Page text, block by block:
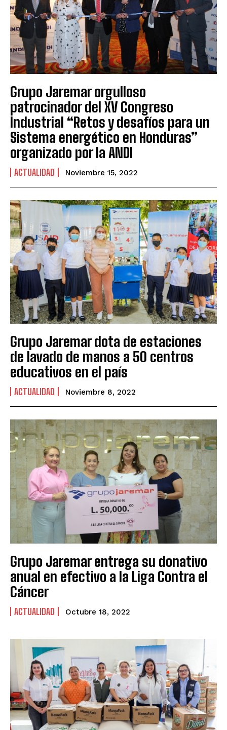
Grupo Jaremar orgulloso
patrocinador del XV Congreso
Industrial “Retos y desafíos para un
Sistema energético en Honduras”
organizado por la ANDI
ACTUALIDAD Noviembre 15, 2022
Grupo Jaremar dota de estaciones
de lavado de manos a 50 centros
educativos en el país
ACTUALIDAD Noviembre 8, 2022
Grupo Jaremar entrega su donativo
anual en efectivo a la Liga Contra el
Cáncer
ACTUALIDAD Octubre 18, 2022